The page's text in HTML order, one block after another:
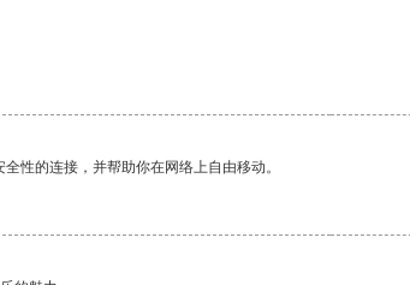
性的连接，并帮助你在网络上自由移动。